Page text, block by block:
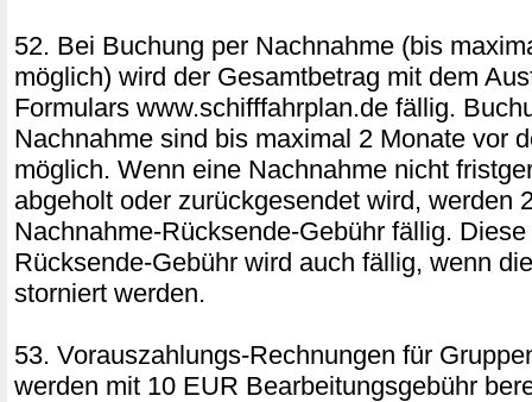
52. Bei Buchung per Nachnahme (bis
möglich) wird der Gesamtbetrag mit dem
Formulars www.schifffahrplan.de fällig.
Nachnahme sind bis maximal 2 Monate vor
möglich. Wenn eine Nachnahme nicht
abgeholt oder zurückgesendet wird, werden
Nachnahme-Rücksende-Gebühr fällig.
Rücksende-Gebühr wird auch fällig, wenn
storniert werden.
53. Vorauszahlungs-Rechnungen für
werden mit 10 EUR Bearbeitungsgebühr